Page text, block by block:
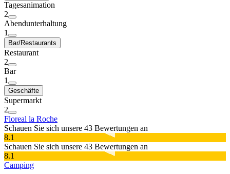
Tagesanimation
2
Abendunterhaltung
1
Bar/Restaurants
Restaurant
2
Bar
1
Geschäfte
Supermarkt
2
Floreal la Roche
Schauen Sie sich unsere 43 Bewertungen an
8.1
Schauen Sie sich unsere 43 Bewertungen an
8.1
Camping